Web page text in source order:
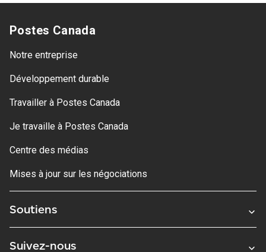
Postes Canada
Notre entreprise
Développement durable
Travailler à Postes Canada
Je travaille à Postes Canada
Centre des médias
Mises à jour sur les négociations
Soutiens
Suivez-nous